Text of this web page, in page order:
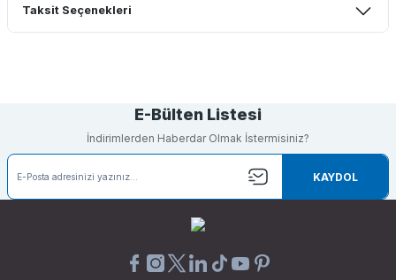
Bu ürüne ilk yorumu siz yapın!
Taksit Seçenekleri
E-Bülten Listesi
İndirimlerden Haberdar Olmak İstermisiniz?
KAYDOL